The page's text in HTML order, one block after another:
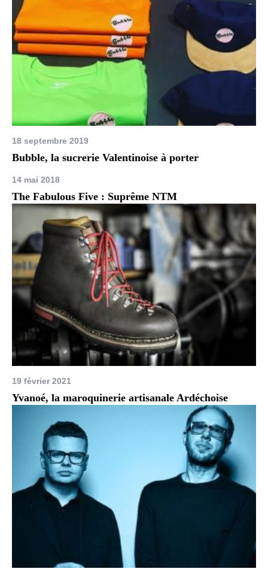
18 septembre 2019
Bubble, la sucrerie Valentinoise à porter
14 mai 2018
The Fabulous Five : Suprême NTM
19 février 2021
Yvanoé, la maroquinerie artisanale Ardéchoise